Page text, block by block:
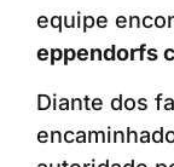
equipe
eppendorfs
Diante dos